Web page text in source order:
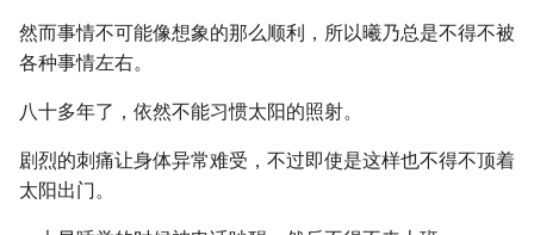
然而事情不可能像想象的那么顺利，所以曦乃总是不得不被
各种事情左右。
八十多年了，依然不能习惯太阳的照射。
剧烈的刺痛让身体异常难受，不过即使是这样也不得不顶着
太阳出门。